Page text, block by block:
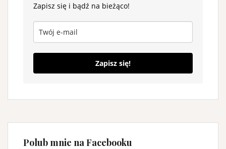
Zapisz się i bądź na bieżąco!
Zapisz się!
Polub mnie na Facebooku